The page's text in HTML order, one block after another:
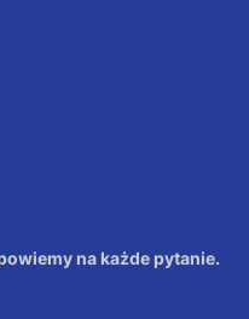
na każde pytanie.